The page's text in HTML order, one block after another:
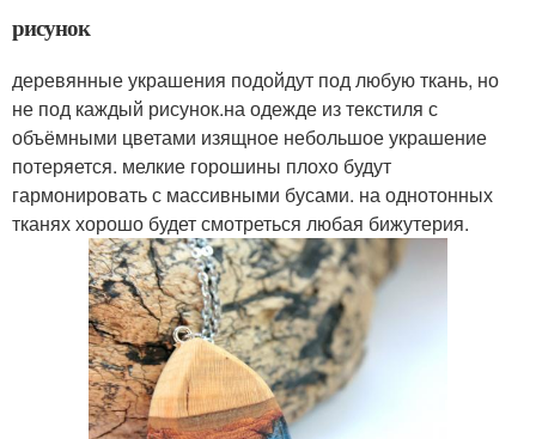
рисунок
деревянные украшения подойдут под любую ткань, но
не под каждый рисунок.на одежде из текстиля с
объёмными цветами изящное небольшое украшение
потеряется. мелкие горошины плохо будут
гармонировать с массивными бусами. на однотонных
тканях хорошо будет смотреться любая бижутерия.